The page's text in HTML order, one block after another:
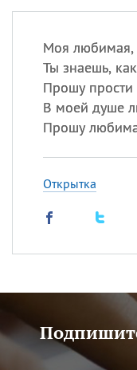
Моя любимая,
Ты знаешь,
Прошу
В моей душе
Прошу
Открытка